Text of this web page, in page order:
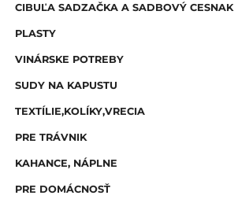
CIBUĽA SADZAČKA A SADBOVÝ CESNAK
PLASTY
VINÁRSKE POTREBY
SUDY NA KAPUSTU
TEXTÍLIE,KOLÍKY,VRECIA
PRE TRÁVNIK
KAHANCE, NÁPLNE
PRE DOMÁCNOSŤ